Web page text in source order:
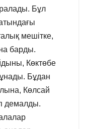
Бұл
мешітке,
барды.
Көктөбе
Бұдан
Көлсай
демалды.